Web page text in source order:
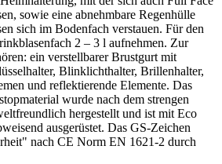
sowie eine abnehmbare Regenhülle
sich im Bodenfach verstauen. Für den
2 – 3 l aufnehmen. Zur
ein verstellbarer Brustgurt mit
Blinklichthalter, Brillenhalter,
und reflektierende Elemente. Das
wurde nach dem strengen
hergestellt und ist mit Eco
ausgerüstet. Das GS-Zeichen
nach CE Norm EN 1621-2 durch